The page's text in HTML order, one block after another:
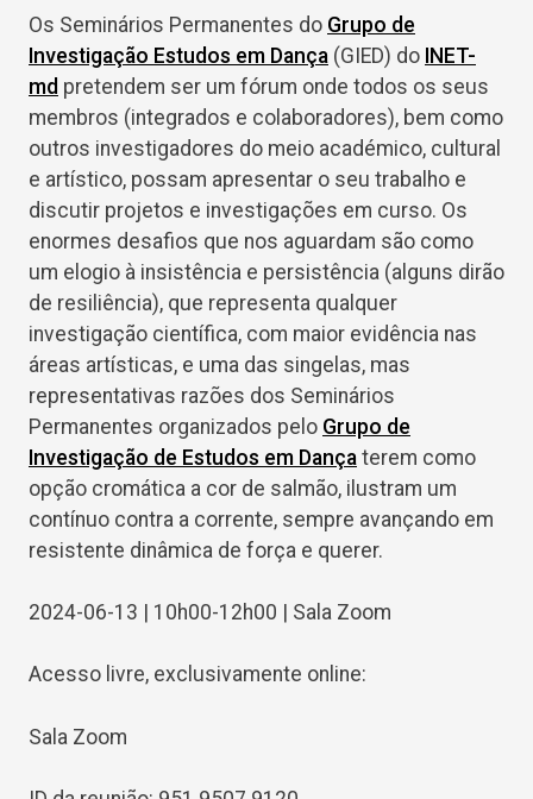
Os Seminários Permanentes do Grupo de
Investigação Estudos em Dança (GIED) do INET-
md pretendem ser um fórum onde todos os seus
membros (integrados e colaboradores), bem como
outros investigadores do meio académico, cultural
e artístico, possam apresentar o seu trabalho e
discutir projetos e investigações em curso. Os
enormes desafios que nos aguardam são como
um elogio à insistência e persistência (alguns dirão
de resiliência), que representa qualquer
investigação científica, com maior evidência nas
áreas artísticas, e uma das singelas, mas
representativas razões dos Seminários
Permanentes organizados pelo Grupo de
Investigação de Estudos em Dança terem como
opção cromática a cor de salmão, ilustram um
contínuo contra a corrente, sempre avançando em
resistente dinâmica de força e querer.
2024-06-13 | 10h00-12h00 | Sala Zoom
Acesso livre, exclusivamente online:
Sala Zoom